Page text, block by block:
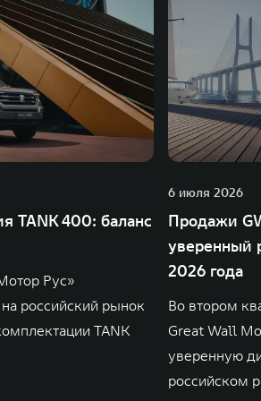
TANK 400: баланс
Рус»
российский рынок
TANK
6 июля 2026
Продажи
уверенный
2026 года
Во втором
Great Wall
уверенную
российском